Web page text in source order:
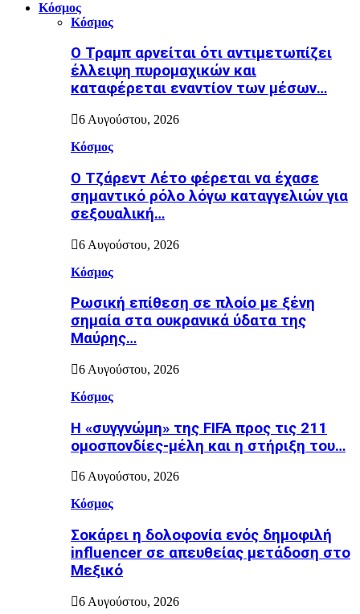
Κόσμος
Κόσμος
Ο Τραμπ αρνείται ότι αντιμετωπίζει
έλλειψη πυρομαχικών και
καταφέρεται εναντίον των μέσων…
6 Αυγούστου, 2026
Κόσμος
Ο Τζάρεντ Λέτο φέρεται να έχασε
σημαντικό ρόλο λόγω καταγγελιών για
σεξουαλική…
6 Αυγούστου, 2026
Κόσμος
Ρωσική επίθεση σε πλοίο με ξένη
σημαία στα ουκρανικά ύδατα της
Μαύρης…
6 Αυγούστου, 2026
Κόσμος
Η «συγγνώμη» της FIFA προς τις 211
ομοσπονδίες-μέλη και η στήριξη του…
6 Αυγούστου, 2026
Κόσμος
Σοκάρει η δολοφονία ενός δημοφιλή
influencer σε απευθείας μετάδοση στο
Μεξικό
6 Αυγούστου, 2026